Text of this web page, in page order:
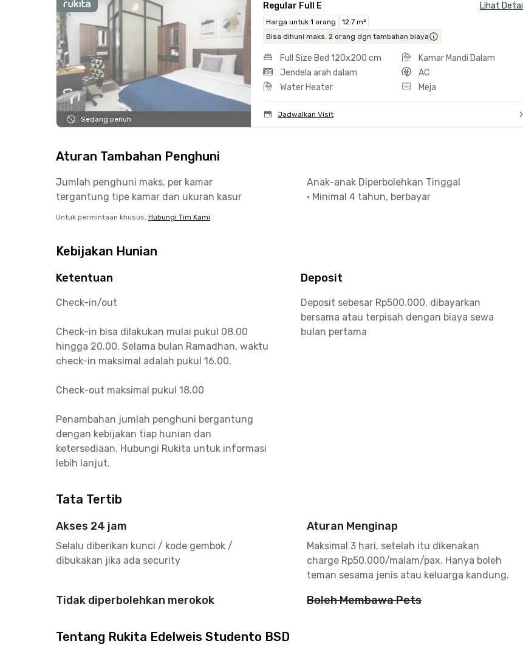
Sedang penuh
Regular Full E Lihat Detail
Harga untuk 1 orang
12.7 m²
Bisa dihuni maks. 2 orang dgn tambahan biaya
Full Size Bed 120x200 cm
Kamar Mandi Dalam
Jendela arah dalam
AC
Water Heater
Meja
Jadwalkan Visit
Aturan Tambahan Penghuni
Jumlah penghuni maks. per kamar
tergantung tipe kamar dan ukuran kasur
Anak-anak Diperbolehkan Tinggal
• Minimal 4 tahun, berbayar
Untuk permintaan khusus, Hubungi Tim Kami
Kebijakan Hunian
Ketentuan
Check-in/out
Check-in bisa dilakukan mulai pukul 08.00
hingga 20.00. Selama bulan Ramadhan, waktu
check-in maksimal adalah pukul 16.00.
Check-out maksimal pukul 18.00
Penambahan jumlah penghuni bergantung
dengan kebijakan tiap hunian dan
ketersediaan. Hubungi Rukita untuk informasi
lebih lanjut.
Deposit
Deposit sebesar Rp500.000, dibayarkan
bersama atau terpisah dengan biaya sewa
bulan pertama
Tata Tertib
Akses 24 jam
Selalu diberikan kunci / kode gembok /
dibukakan jika ada security
Aturan Menginap
Maksimal 3 hari, setelah itu dikenakan
charge Rp50.000/malam/pax. Hanya boleh
teman sesama jenis atau keluarga kandung.
Tidak diperbolehkan merokok Boleh Membawa Pets
Tentang Rukita Edelweis Studento BSD